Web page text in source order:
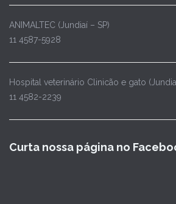
ANIMALTEC (Jundiaí – SP)
11 4587-5928
Hospital veterinário Clinicão e gato
11 4582-2239
Curta nossa página no